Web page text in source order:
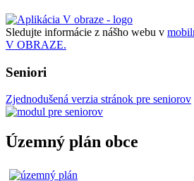
Sledujte informácie z nášho webu v
V OBRAZE.
Seniori
Zjednodušená verzia stránok pre seniorov
Územný plán obce